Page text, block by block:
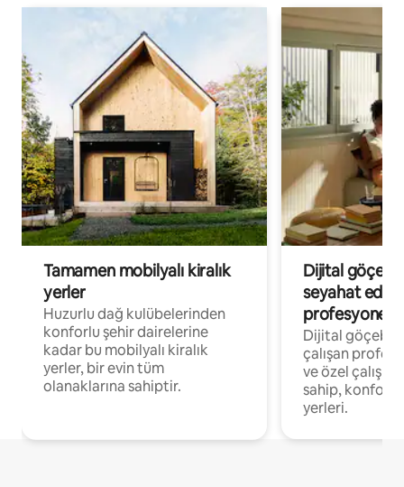
Tamamen mobilyalı kiralık
yerler
Huzurlu dağ kulübelerinden
konforlu şehir dairelerine
kadar bu mobilyalı kiralık
yerler, bir evin tüm
olanaklarına sahiptir.
Dijital
seyahat eden
Dijital
çalışan
ve özel
sahip,
yerleri.